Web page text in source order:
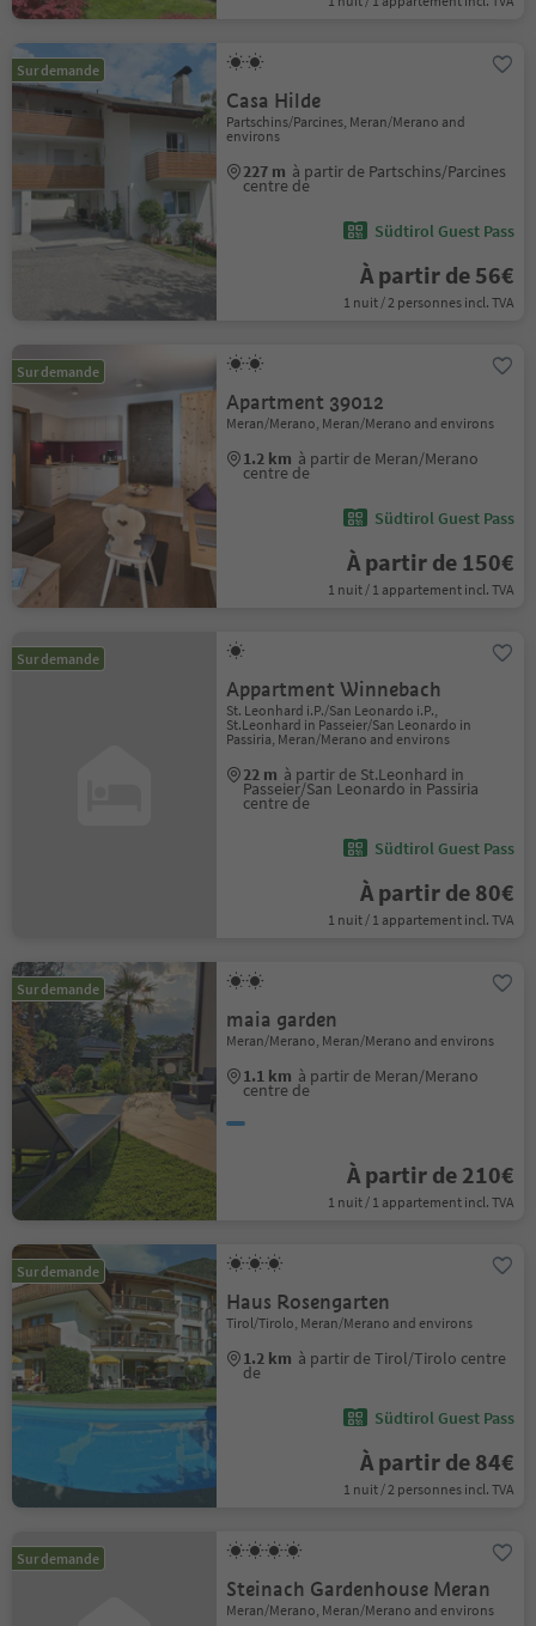
Sur demande
Casa Hilde
Partschins/Parcines, Meran/Merano and
environs
227 m à partir de Partschins/Parcines
centre de
Südtirol Guest Pass
À partir de 56€
1 nuit / 2 personnes incl. TVA
Sur demande
Apartment 39012
Meran/Merano, Meran/Merano and environs
1.2 km à partir de Meran/Merano
centre de
Südtirol Guest Pass
À partir de 150€
1 nuit / 1 appartement incl. TVA
Sur demande
Appartment Winnebach
St. Leonhard i.P./San Leonardo i.P.,
St.Leonhard in Passeier/San Leonardo in
Passiria, Meran/Merano and environs
22 m à partir de St.Leonhard in
Passeier/San Leonardo in Passiria
centre de
Südtirol Guest Pass
À partir de 80€
1 nuit / 1 appartement incl. TVA
Sur demande
maia garden
Meran/Merano, Meran/Merano and environs
1.1 km à partir de Meran/Merano
centre de
À partir de 210€
1 nuit / 1 appartement incl. TVA
Sur demande
Haus Rosengarten
Tirol/Tirolo, Meran/Merano and environs
1.2 km à partir de Tirol/Tirolo centre
de
Südtirol Guest Pass
À partir de 84€
1 nuit / 2 personnes incl. TVA
Sur demande
Steinach Gardenhouse Meran
Meran/Merano, Meran/Merano and environs